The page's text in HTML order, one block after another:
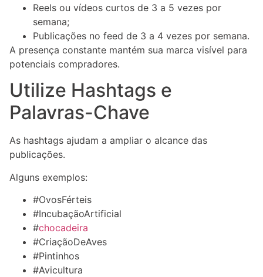
Reels ou vídeos curtos de 3 a 5 vezes por
semana;
Publicações no feed de 3 a 4 vezes por semana.
A presença constante mantém sua marca visível para
potenciais compradores.
Utilize Hashtags e
Palavras-Chave
As hashtags ajudam a ampliar o alcance das
publicações.
Alguns exemplos:
#OvosFérteis
#IncubaçãoArtificial
#chocadeira
#CriaçãoDeAves
#Pintinhos
#Avicultura